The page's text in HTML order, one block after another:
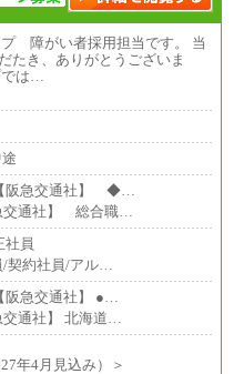
障がい者採用担当です。 当
たき、ありがとうございま
は…
阪急交通社】 ◆…
交通社】 総合職…
社員
契約社員/アル…
阪急交通社】 ●…
交通社】 北海道…
年4月見込み）＞